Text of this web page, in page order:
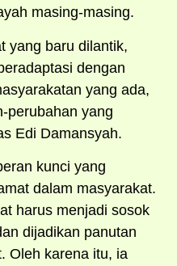
masing-masing.
yang baru dilantik,
dengan
yang ada,
perubahan yang
Edi Damansyah.
kunci yang
dalam masyarakat.
harus menjadi sosok
dijadikan panutan
Oleh karena itu, ia